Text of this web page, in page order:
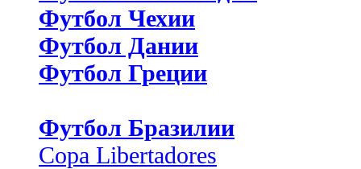
Футбол Чехии
Футбол Дании
Футбол Греции
Футбол Бразилии
Copa Libertadores